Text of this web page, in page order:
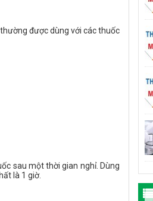
được dùng với các thuốc
sau một thời gian nghỉ. Dùng
là 1 giờ.